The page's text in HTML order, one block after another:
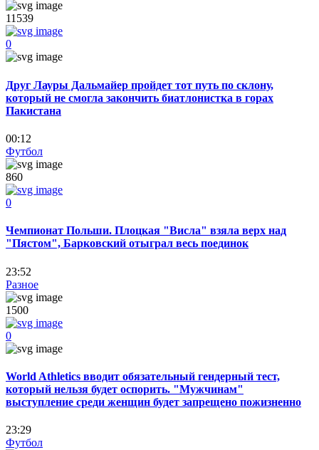
11539
0
Друг Лауры Дальмайер пройдет тот путь по склону,
который не смогла закончить биатлонистка в горах
Пакистана
00:12
Футбол
860
0
Чемпионат Польши. Плоцкая "Висла" взяла верх над
"Пястом", Барковский отыграл весь поединок
23:52
Разное
1500
0
World Athletics вводит обязательный гендерный тест,
который нельзя будет оспорить. "Мужчинам"
выступление среди женщин будет запрещено пожизненно
23:29
Футбол